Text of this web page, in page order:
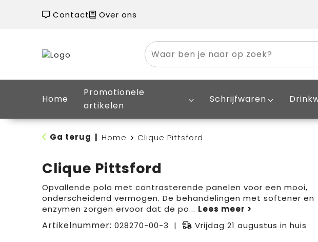
Contact Over ons
Home
Promotionele
artikelen
Schrijfwaren
Ga terug Home Clique Pittsford
Clique Pittsford
Opvallende polo met contrasterende panelen voor een mooi,
onderscheidend vermogen. De behandelingen met softener en
enzymen zorgen ervoor dat de po...
Artikelnummer: 028270-00-3 Vrijdag 21 augustus in huis